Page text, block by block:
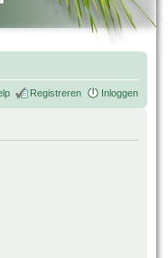
Registreren Inloggen